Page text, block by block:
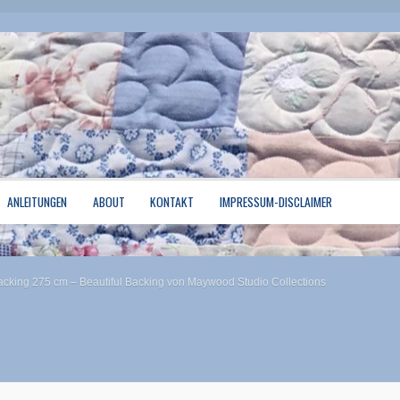
ANLEITUNGEN ABOUT KONTAKT IMPRESSUM-DISCLAIMER
Mein KontoQuiltserviceShopWarenkorb
275 cm – Beautiful Backing von Maywood Studio Collections